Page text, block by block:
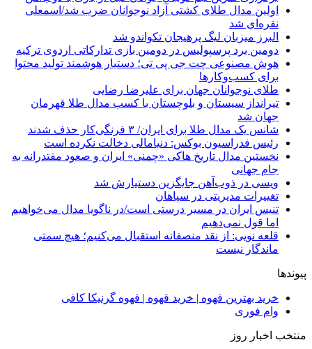
اولین مدال طلای کشتی آزاد نوجوانان ضرب شد/اسمعلی
نقره‌ای شد
البرز میزبان لیگ پرهیجان تکواندو شد
دومین برد پرسپولیس در دومین بازی تدارکاتی اردوی ترکیه
هوش مصنوعی چت جی پی تی؛ دستیار هوشمند تولید محتوا
برای کسب‌وکارها
طلای نوجوانان جهان برای علیرضا رضایی
تیرانداز سیستان و بلوچستان با کسب مدال طلا قهرمان
جهان شد
شانس یک مدال طلا برای ایران/ ۳ فرنگی‌کار حذف شدند
رئیس فدراسیون بوکس: دنیامالی دخالت نکرده است
نخستین مدال تاریخ هاکی «چمنی» ایران و صعود مقتدرانه به
جام جهانی
ویسی در ذوب‌آهن جایگزین دستیارش شد
تغییرات مدیریتی در سپاهان
تنیس ایران در مسیر درستی است/در ناگویا مدال می‌خواهیم
اما قول نمی‌دهیم
قلعه نویی: از نقد منصفانه استقبال می‌کنیم؛ هیچ سمتی
ماندگار نیست
پیوندها
خرید بهترین قهوه | خرید قهوه | قهوه گرنیکا کافی
وام فوری
منتخب اخبار روز